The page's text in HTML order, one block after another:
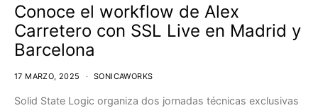
Conoce el workflow de Alex
Carretero con SSL Live en Madrid y
Barcelona
17 MARZO, 2025 SONICAWORKS
Solid State Logic organiza dos jornadas técnicas exclusivas